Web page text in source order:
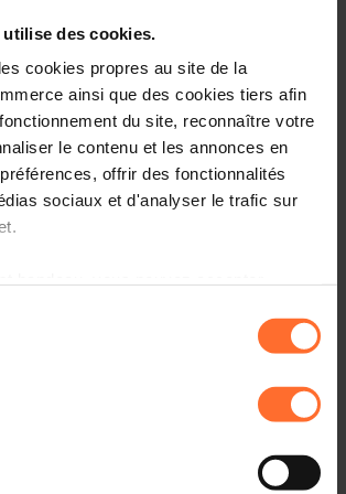
des cookies.
cookies propres au site de la
ainsi que des cookies tiers afin
du site, reconnaître votre
le contenu et les annonces en
offrir des fonctionnalités
sociaux et d'analyser le trafic sur
cookies strictement nécessaires au
du site. Une description des différents
sous l’onglet « Détails » ci-
la navigation sur le site et certaines
Merkur 09/2012
Budget de l’Etat 2013: Le Luxembourg à la
Actualité & tendances n° 13:
Appréciation à mi-parcours de la